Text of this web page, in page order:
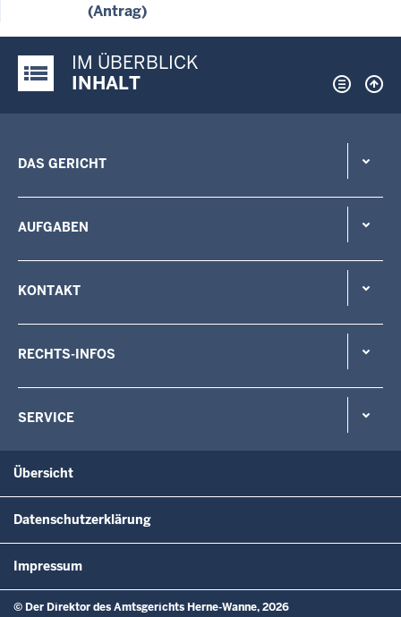
(Antrag)
Justiz-Portal im Überblick:
IM ÜBERBLICK
INHALT
DAS GERICHT
AUFGABEN
KONTAKT
RECHTS-INFOS
SERVICE
Übersicht
Datenschutzerklärung
Impressum
© Der Direktor des Amtsgerichts Herne-Wanne, 2026